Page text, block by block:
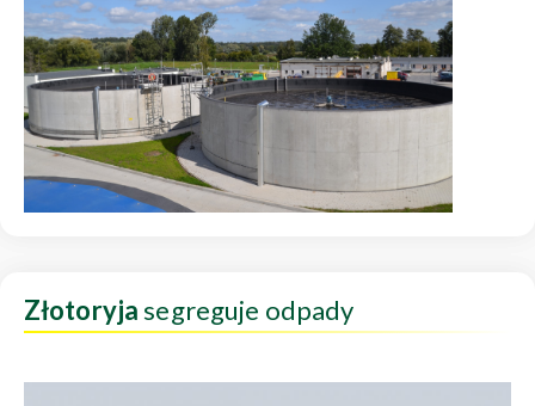
Złotoryjasegreguje odpady